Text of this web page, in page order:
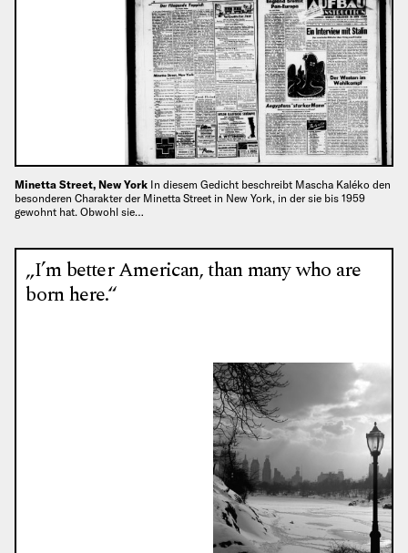
Minetta Street, New York In diesem Gedicht beschreibt Mascha Kaléko den
besonderen Charakter der Minetta Street in New York, in der sie bis 1959
gewohnt hat. Obwohl sie…
„I’m better American, than many who are
born here.“